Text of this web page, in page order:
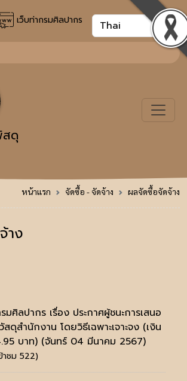
เว็บท่ากรมศิลปากร
สดุ
หน้าแรก จัดซื้อ - จัดจ้าง ผลจัดซื้อจัดจ้าง
าง
มศิลปากร เรื่อง ประกาศผู้ชนะการเสนอ
สดุสำนักงาน โดยวิธีเฉพาะเจาะจง (เงิน
บาท) (จันทร์ 04 มีนาคม 2567)
าชม 522)